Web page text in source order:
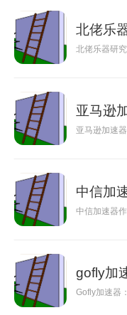
北佬乐
北佬乐器研
亚马逊
亚马逊加速
中信加
中信加速器
gofly加
Gofly加速器